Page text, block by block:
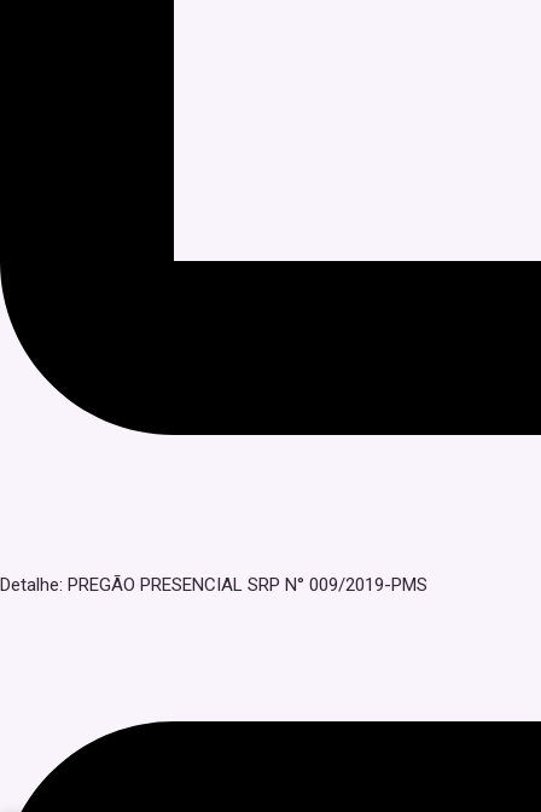
Detalhe: PREGÃO PRESENCIAL SRP N° 009/2019-PMS